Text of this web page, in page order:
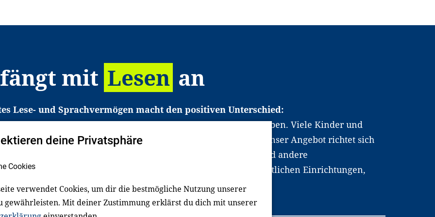
mit Lesen an
Lese- und Sprachvermögen macht den positiven Unterschied:
den Zugang zu Bildung und einem erfolgreichen Berufsleben. Viele Kinder und
in Deutschland haben aber große Schwierigkeiten dabei. Unser Angebot richtet sich
gezielt an Familien sowie an Erzieher*innen, Lehrer*innen und andere
Dafür arbeiten wir eng mit Ministerien, wissenschaftlichen Einrichtungen,
Unternehmen und anderen Stiftungen zusammen.
deine Privatsphäre
Cookies
verwendet Cookies, um dir die bestmögliche Nutzung unserer
gewährleisten. Mit deiner Zustimmung erklärst du dich mit unserer